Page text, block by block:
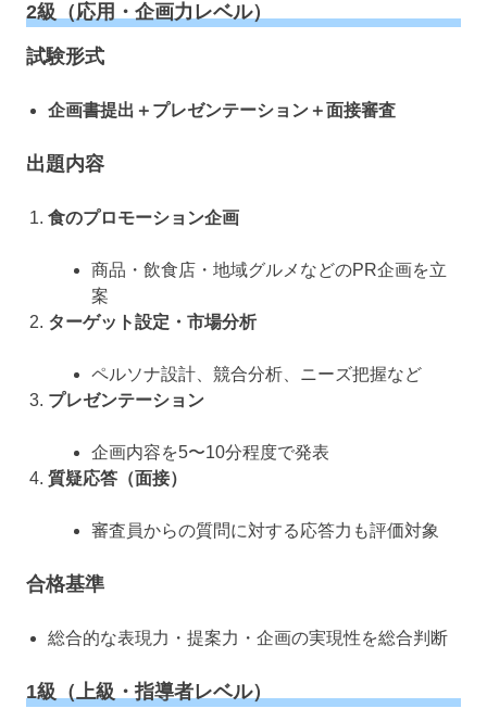
2級（応用・企画力レベル）
試験形式
企画書提出＋プレゼンテーション＋面接審査
出題内容
食のプロモーション企画
商品・飲食店・地域グルメなどのPR企画を立
案
ターゲット設定・市場分析
ペルソナ設計、競合分析、ニーズ把握など
プレゼンテーション
企画内容を5〜10分程度で発表
質疑応答（面接）
審査員からの質問に対する応答力も評価対象
合格基準
総合的な表現力・提案力・企画の実現性を総合判断
1級（上級・指導者レベル）